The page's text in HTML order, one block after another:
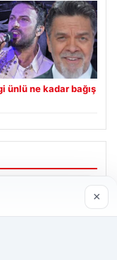
ünlü ne kadar bağış
×